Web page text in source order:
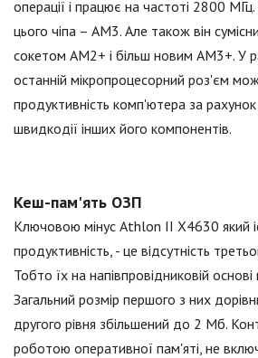
операції і працює на частоті 2800
цього чіпа – АМ3. Але також він
сокетом АМ2+ і більш новим АМ3+. У
останній мікропроцесорний роз'єм
продуктивність комп'ютера за рахунок
швидкодії інших його компонентів.
Кеш-пам'ять ОЗП
Ключовою мінус Athlon II X4630 який
продуктивність, - це відсутність
Тобто їх на напівпровідниковій
Загальний розмір першого з них
другого рівня збільшений до 2 Мб.
роботою оперативної пам'яті, не